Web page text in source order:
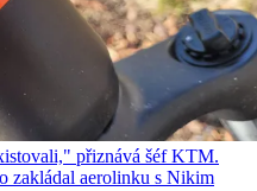
přiznává šéf KTM.
zakládal aerolinku s Nikim